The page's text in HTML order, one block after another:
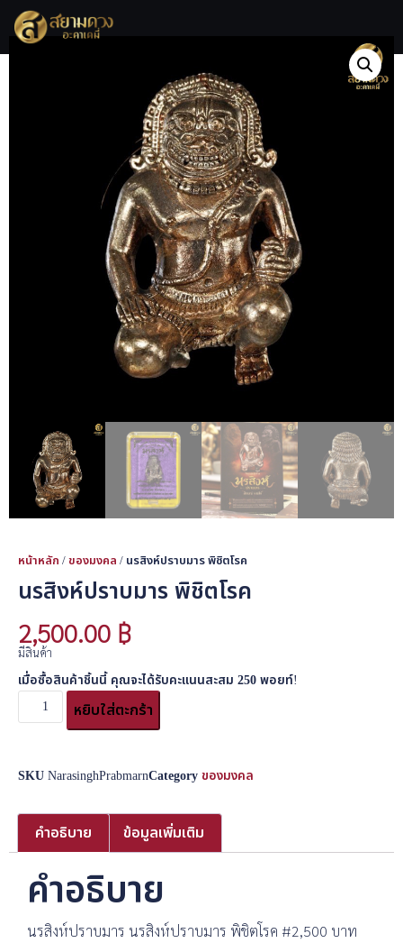
หน้าหลัก /ของมงคล / นรสิงห์ปราบมาร พิชิตโรค
นรสิงห์ปราบมาร พิชิตโรค
2,500.00 ฿
มีสินค้า
เมื่อซื้อสินค้าชิ้นนี้ คุณจะได้รับคะแนนสะสม 250พอยท์!
หยิบใส่ตะกร้า
SKUNarasinghPrabmarnCategoryของมงคล
คำอธิบาย ข้อมูลเพิ่มเติม
คำอธิบาย
นรสิงห์ปราบมาร นรสิงห์ปราบมาร พิชิตโรค #2,500 บาท